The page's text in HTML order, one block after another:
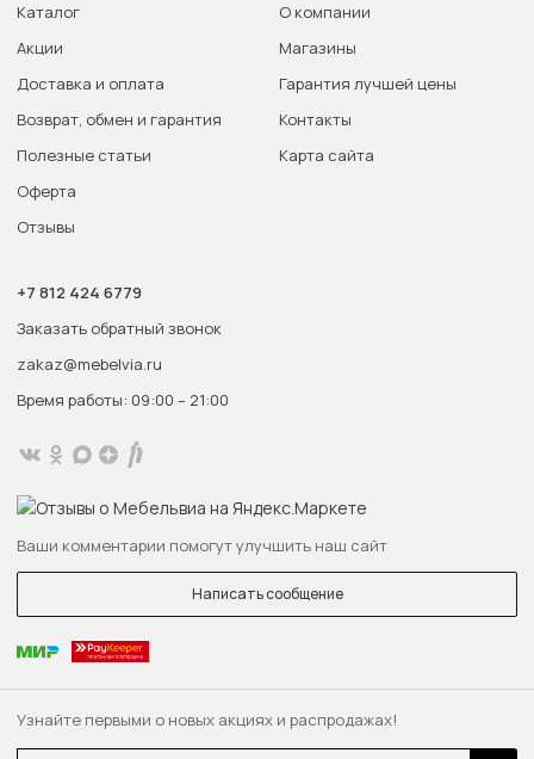
Узнайте первыми о новых акциях и распродажах!
Каталог
Акции
Доставка и оплата
Возврат, обмен и гарантия
Полезные статьи
Оферта
Отзывы
О компании
Магазины
Гарантия лучшей цены
Контакты
Карта сайта
+7 812 424 6779
Заказать обратный звонок
zakaz@mebelvia.ru
Время работы: 09:00 – 21:00
Ваши комментарии помогут улучшить наш сайт
Написать сообщение